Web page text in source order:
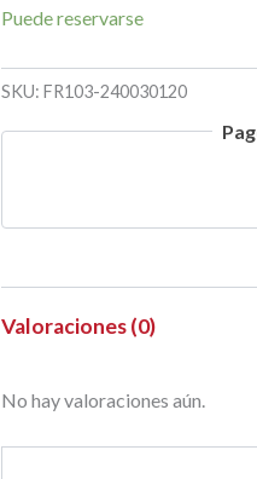
Puede reservarse
SKU: FR103-240030120
Valoraciones (0)
No hay valoraciones aún.